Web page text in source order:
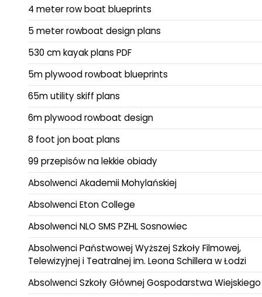
4 meter row boat blueprints
5 meter rowboat design plans
530 cm kayak plans PDF
5m plywood rowboat blueprints
65m utility skiff plans
6m plywood rowboat design
8 foot jon boat plans
99 przepisów na lekkie obiady
Absolwenci Akademii Mohylańskiej
Absolwenci Eton College
Absolwenci NLO SMS PZHL Sosnowiec
Absolwenci Państwowej Wyższej Szkoły Filmowej,
Telewizyjnej i Teatralnej im. Leona Schillera w Łodzi
Absolwenci Szkoły Głównej Gospodarstwa Wiejskiego